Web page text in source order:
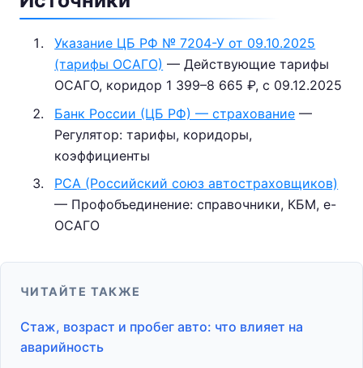
Указание ЦБ РФ № 7204-У от 09.10.2025
(тарифы ОСАГО) — Действующие тарифы
ОСАГО, коридор 1 399–8 665 ₽, с 09.12.2025
Банк России (ЦБ РФ) — страхование —
Регулятор: тарифы, коридоры,
коэффициенты
РСА (Российский союз автостраховщиков)
— Профобъединение: справочники, КБМ, е-
ОСАГО
ЧИТАЙТЕ ТАКЖЕ
Стаж, возраст и пробег авто: что влияет на
аварийность